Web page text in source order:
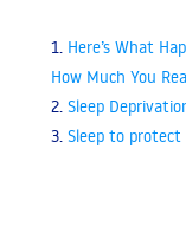
1. Here’s What
How Much You
2. Sleep
3. Sleep to protect